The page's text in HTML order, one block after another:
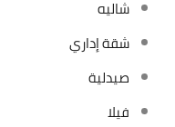
شاليه
شقة إداري
صيدلية
فيلا